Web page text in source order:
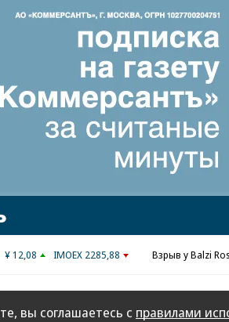
¥ 12,08 IMOEX 2285,88 Взрыв у Balzi
вы соглашаетесь с правилами